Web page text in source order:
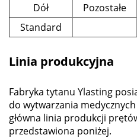
Dół
Pozostałe
Standard
Linia produkcyjna
Fabryka tytanu Ylasting
do wytwarzania
główna linia produkcji
przedstawiona poniżej.